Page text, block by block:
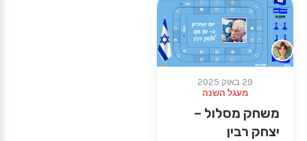
29 באוק 2025
מעגל השנה
משחק מסלול –
יצחק רבין